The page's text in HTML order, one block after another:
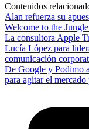
Contenidos
Alan refuerza su
Welcome to the
La consultora Apple
Lucía López para
comunicación
De Google y Podimo
para agitar el